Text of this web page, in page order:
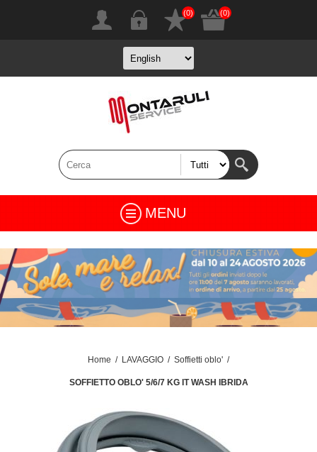
(0) (0)
MENU
Home / LAVAGGIO / Soffietti oblo' /
SOFFIETTO OBLO' 5/6/7 KG IT WASH IBRIDA